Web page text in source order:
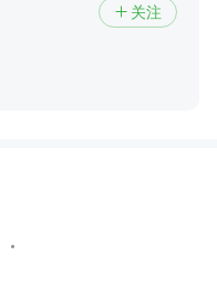
 关注